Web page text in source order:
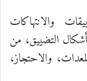
والانتهاكات
التضييق، من
والاحتجاز،